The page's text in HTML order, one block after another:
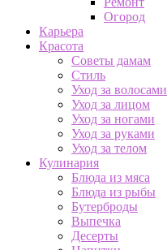
Огород
Карьера
Красота
Советы дамам
Стиль
Уход за волосами
Уход за лицом
Уход за ногами
Уход за руками
Уход за телом
Кулинария
Блюда из мяса
Блюда из рыбы
Бутерброды
Выпечка
Десерты